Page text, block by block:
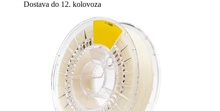
Dostava do 12. kolovoza